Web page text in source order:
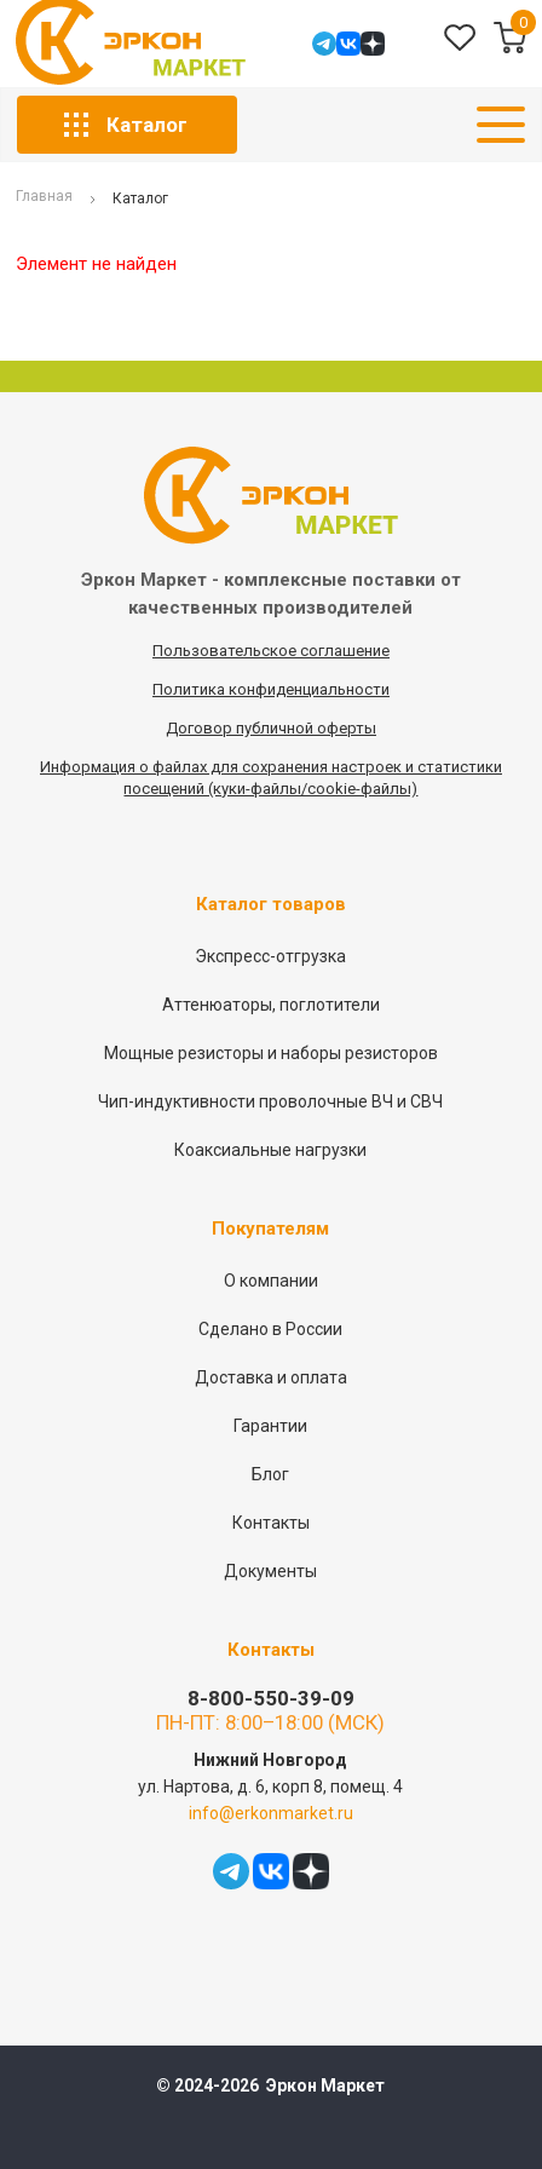
0
Каталог
Главная Каталог
Элемент не найден
Эркон Маркет - комплексные поставки от
качественных производителей
Пользовательское соглашение
Политика конфиденциальности
Договор публичной оферты
Информация о файлах для сохранения настроек и статистики
посещений (куки-файлы/cookie-файлы)
Каталог товаров
Экспресс-отгрузка
Аттенюаторы, поглотители
Мощные резисторы и наборы резисторов
Чип-индуктивности проволочные ВЧ и СВЧ
Коаксиальные нагрузки
Покупателям
О компании
Сделано в России
Доставка и оплата
Гарантии
Блог
Контакты
Документы
Контакты
8-800-550-39-09
ПН-ПТ: 8:00–18:00 (МСК)
Нижний Новгород
ул. Нартова, д. 6, корп 8, помещ. 4
info@erkonmarket.ru
© 2024-2026 Эркон Маркет